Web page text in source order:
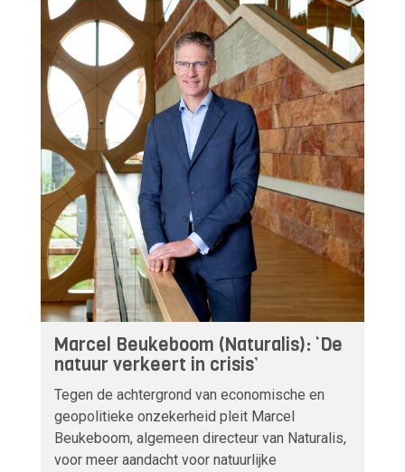
Marcel Beukeboom (Naturalis): ‘De
natuur verkeert in crisis’
Tegen de achtergrond van economische en
geopolitieke onzekerheid pleit Marcel
Beukeboom, algemeen directeur van Naturalis,
voor meer aandacht voor natuurlijke